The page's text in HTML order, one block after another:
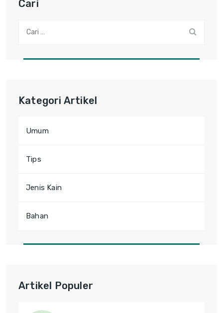
Cari
Kategori Artikel
Umum
Tips
Jenis Kain
Bahan
Artikel Populer